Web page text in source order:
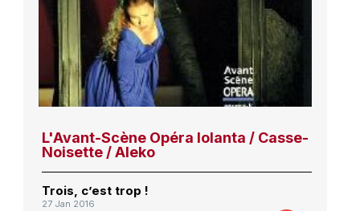
L'Avant-Scène Opéra Iolanta / Casse-
Noisette / Aleko
Trois, c’est trop !
27 Jan 2016